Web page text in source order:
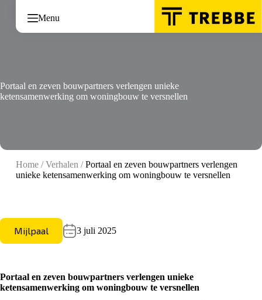
inhoud
Menu
Portaal en zeven bouwpartners verlengen unieke
ketensamenwerking om woningbouw te versnellen
Home/Verhalen /Portaal en zeven bouwpartners verlengen
unieke ketensamenwerking om woningbouw te versnellen
Mijlpaal 3 juli 2025
Portaal en zeven bouwpartners verlengen unieke
ketensamenwerking om woningbouw te versnellen